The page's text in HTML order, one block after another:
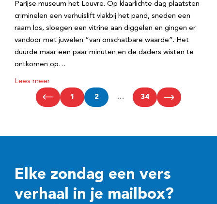
Parijse museum het Louvre. Op klaarlichte dag plaatsten
criminelen een verhuislift vlakbij het pand, sneden een
raam los, sloegen een vitrine aan diggelen en gingen er
vandoor met juwelen “van onschatbare waarde”. Het
duurde maar een paar minuten en de daders wisten te
ontkomen op…
Lees meer
1 2 … 34
Elke zondag een vers
verhaal in je mailbox?